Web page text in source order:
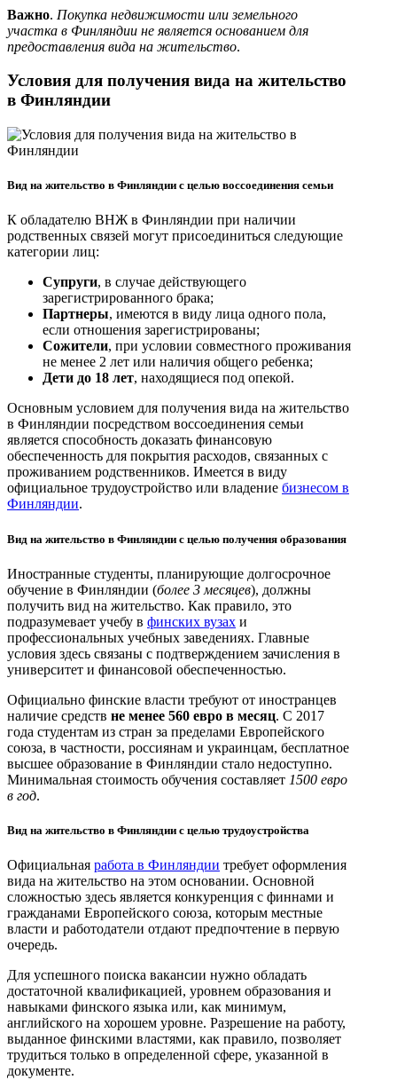
Важно. Покупка недвижимости или земельного
участка в Финляндии не является основанием для
предоставления вида на жительство.
Условия для получения вида на жительство
в Финляндии
Вид на жительство в Финляндии с целью воссоединения семьи
К обладателю ВНЖ в Финляндии при наличии
родственных связей могут присоединиться следующие
категории лиц:
Супруги, в случае действующего
зарегистрированного брака;
Партнеры, имеются в виду лица одного пола,
если отношения зарегистрированы;
Сожители, при условии совместного проживания
не менее 2 лет или наличия общего ребенка;
Дети до 18 лет, находящиеся под опекой.
Основным условием для получения вида на жительство
в Финляндии посредством воссоединения семьи
является способность доказать финансовую
обеспеченность для покрытия расходов, связанных с
проживанием родственников. Имеется в виду
официальное трудоустройство или владение бизнесом в
Финляндии.
Вид на жительство в Финляндии с целью получения образования
Иностранные студенты, планирующие долгосрочное
обучение в Финляндии (более 3 месяцев), должны
получить вид на жительство. Как правило, это
подразумевает учебу в финских вузах и
профессиональных учебных заведениях. Главные
условия здесь связаны с подтверждением зачисления в
университет и финансовой обеспеченностью.
Официально финские власти требуют от иностранцев
наличие средств не менее 560 евро в месяц. С 2017
года студентам из стран за пределами Европейского
союза, в частности, россиянам и украинцам, бесплатное
высшее образование в Финляндии стало недоступно.
Минимальная стоимость обучения составляет 1500 евро
в год.
Вид на жительство в Финляндии с целью трудоустройства
Официальная работа в Финляндии требует оформления
вида на жительство на этом основании. Основной
сложностью здесь является конкуренция с финнами и
гражданами Европейского союза, которым местные
власти и работодатели отдают предпочтение в первую
очередь.
Для успешного поиска вакансии нужно обладать
достаточной квалификацией, уровнем образования и
навыками финского языка или, как минимум,
английского на хорошем уровне. Разрешение на работу,
выданное финскими властями, как правило, позволяет
трудиться только в определенной сфере, указанной в
документе.